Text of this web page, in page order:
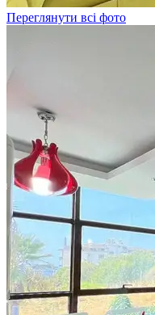
Переглянути всі фото